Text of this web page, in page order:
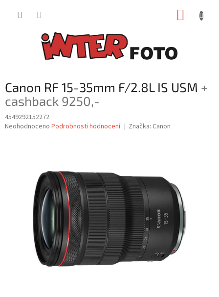
Canon RF 15-35mm F/2.8L IS USM +
cashback 9250,-
4549292152272
Průměrné
hvězdiček.
Neohodnoceno Podrobnosti hodnocení Značka: Canon